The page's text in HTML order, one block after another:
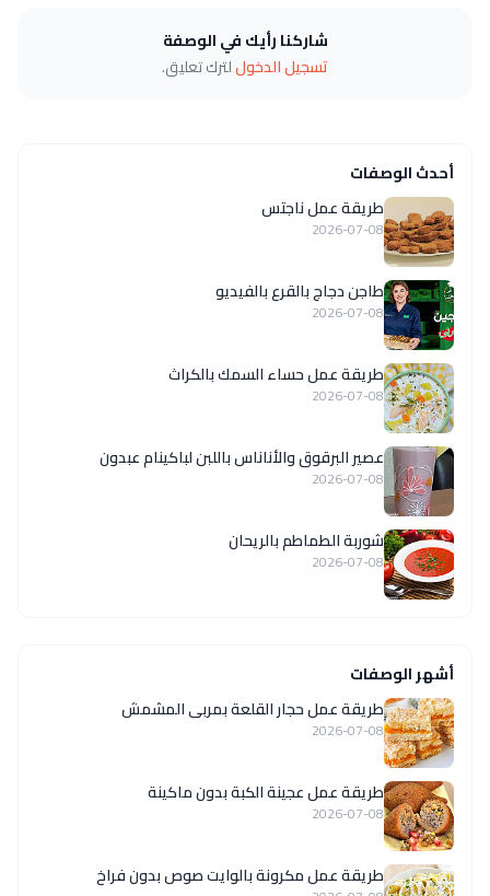
شاركنا رأيك في الوصفة
تسجيل الدخوللترك تعليق.
أحدث الوصفات
طريقة عمل ناجتس
2026-07-08
طاجن دجاج بالقرع بالفيديو
2026-07-08
طريقة عمل حساء السمك بالكراث
2026-07-08
عصير البرقوق والأناناس باللبن لباكينام عبدون
2026-07-08
شوربة الطماطم بالريحان
2026-07-08
أشهر الوصفات
طريقة عمل حجار القلعة بمربى المشمش
2026-07-08
طريقة عمل عجينة الكبة بدون ماكينة
2026-07-08
طريقة عمل مكرونة بالوايت صوص بدون فراخ